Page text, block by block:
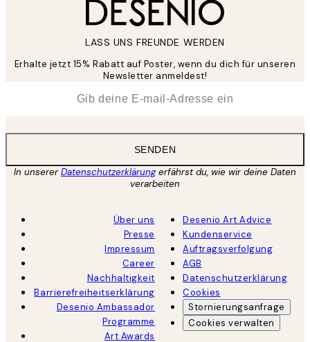
LASS UNS FREUNDE WERDEN
Erhalte jetzt 15% Rabatt auf Poster, wenn du dich für unseren
Newsletter anmeldest!
SENDEN
In unsererDatenschutzerklärungerfährst du, wie wir deine Daten
verarbeiten
Über uns
Presse
Impressum
Career
Nachhaltigkeit
Barrierefreiheitserklärung
Desenio Ambassador
Programme
Art Awards
Desenio Art Advice
Kundenservice
Auftragsverfolgung
AGB
Datenschutzerklärung
Cookies
Stornierungsanfrage
Cookies verwalten